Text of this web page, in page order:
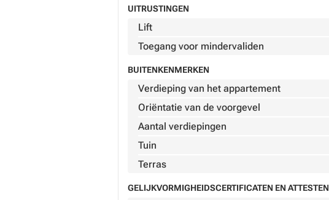
UITRUSTINGEN
Lift
Toegang voor mindervaliden
BUITENKENMERKEN
Verdieping van het appartement
Oriëntatie van de voorgevel
Aantal verdiepingen
Tuin
Terras
GELIJKVORMIGHEIDSCERTIFICATEN EN ATTESTEN